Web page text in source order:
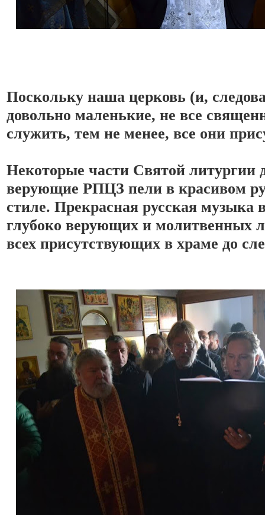
Поскольку наша церковь (и,
довольно маленькие, не все
служить, тем не менее, все они
Некоторые части Святой литургии
верующие РПЦЗ пели в красивом
стиле. Прекрасная русская музыка
глубоко верующих и молитвенных
всех присутствующих в храме до